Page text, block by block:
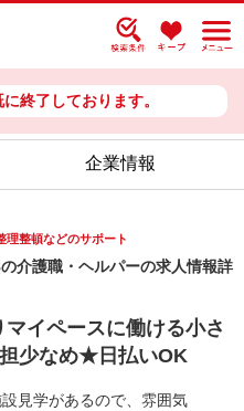
終了しております。
企業情報
整頓などのサポート
介護職・ヘルパーの求人情報詳
マイペースに働ける小さ
少なめ★日払いOK
見学があるので、雰囲気